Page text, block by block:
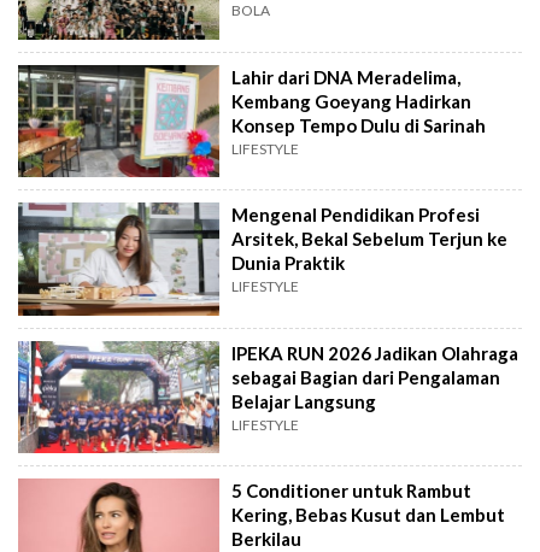
BOLA
Lahir dari DNA Meradelima,
Kembang Goeyang Hadirkan
Konsep Tempo Dulu di Sarinah
LIFESTYLE
Mengenal Pendidikan Profesi
Arsitek, Bekal Sebelum Terjun ke
Dunia Praktik
LIFESTYLE
IPEKA RUN 2026 Jadikan Olahraga
sebagai Bagian dari Pengalaman
Belajar Langsung
LIFESTYLE
5 Conditioner untuk Rambut
Kering, Bebas Kusut dan Lembut
Berkilau